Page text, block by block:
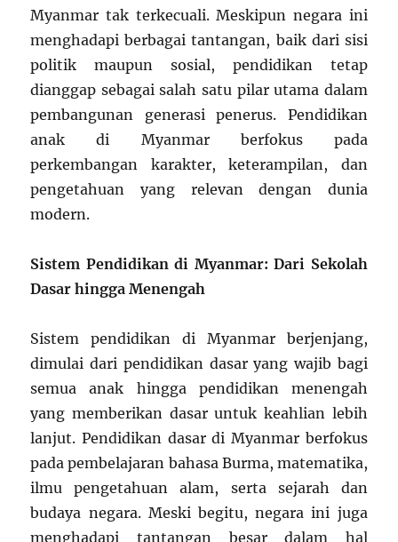
Myanmar tak terkecuali. Meskipun negara ini
menghadapi berbagai tantangan, baik dari sisi
politik maupun sosial, pendidikan tetap
dianggap sebagai salah satu pilar utama dalam
pembangunan generasi penerus. Pendidikan
anak di Myanmar berfokus pada
perkembangan karakter, keterampilan, dan
pengetahuan yang relevan dengan dunia
modern.
Sistem Pendidikan di Myanmar: Dari Sekolah
Dasar hingga Menengah
Sistem pendidikan di Myanmar berjenjang,
dimulai dari pendidikan dasar yang wajib bagi
semua anak hingga pendidikan menengah
yang memberikan dasar untuk keahlian lebih
lanjut. Pendidikan dasar di Myanmar berfokus
pada pembelajaran bahasa Burma, matematika,
ilmu pengetahuan alam, serta sejarah dan
budaya negara. Meski begitu, negara ini juga
menghadapi tantangan besar dalam hal